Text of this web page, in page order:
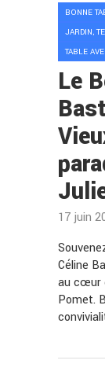
BONNE
JARDIN,
TABLE
Le
17 juin
Céline
au cœur
Pomet.